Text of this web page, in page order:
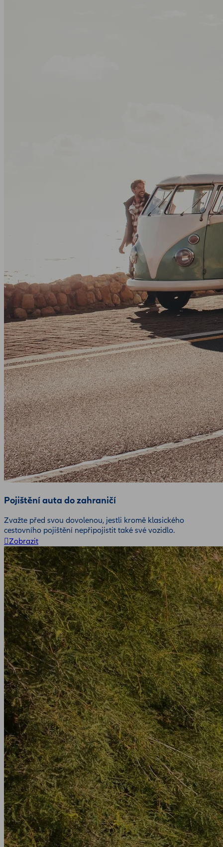
Pojištění auta do zahraničí
Zvažte před svou dovolenou, jestli kromě klasického
cestovního pojištění nepřipojistit také své vozidlo.
Zobrazit